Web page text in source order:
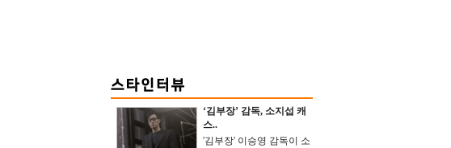
‘김부장’ 감독, 소지섭 캐
스..
'김부장' 이승영 감독이 소